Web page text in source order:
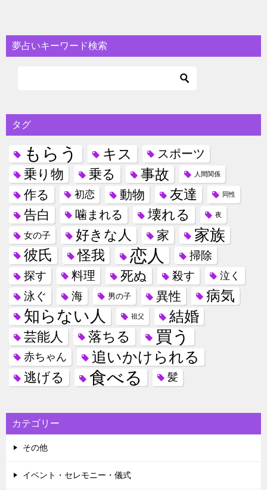
夢占いキーワード検索
タグ
もらう キス スポーツ
乗り物 乗る 事故 人間関係
作る 初恋 動物 友達 同性
告白 噛まれる 壊れる 夜
女の子 好きな人 家 家族
彼氏 怪我 恋人
掃除
探す
料理 死ぬ 殺す 泣く
泳ぐ 海 男の子 異性 病気
知らない人 祖父 結婚
芸能人 落ちる 買う
赤ちゃん 追いかけられる
逃げる 食べる 髪
カテゴリー
その他
イベント・セレモニー・儀式